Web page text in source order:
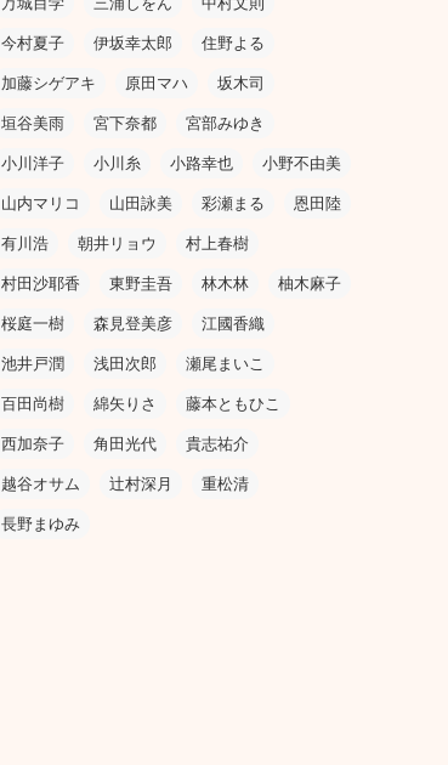
今村夏子 伊坂幸太郎 住野よる
加藤シゲアキ 原田マハ 坂木司
垣谷美雨 宮下奈都 宮部みゆき
小川洋子 小川糸 小路幸也 小野不由美
山内マリコ 山田詠美 彩瀬まる 恩田陸
有川浩 朝井リョウ 村上春樹
村田沙耶香 東野圭吾 林木林 柚木麻子
桜庭一樹 森見登美彦 江國香織
池井戸潤 浅田次郎 瀬尾まいこ
百田尚樹 綿矢りさ 藤本ともひこ
西加奈子 角田光代 貴志祐介
越谷オサム 辻村深月 重松清
長野まゆみ